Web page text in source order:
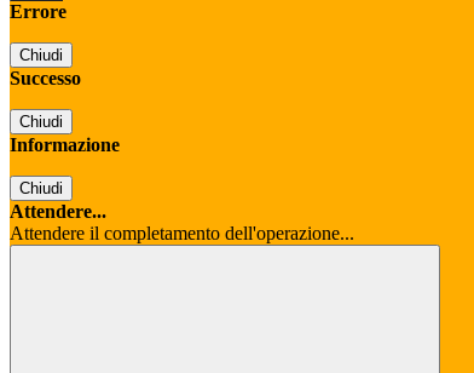
Errore
Chiudi
Successo
Chiudi
Informazione
Chiudi
Attendere...
Attendere il completamento dell'operazione...